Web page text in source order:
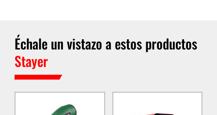
Échale un vistazo a estos productos
Stayer